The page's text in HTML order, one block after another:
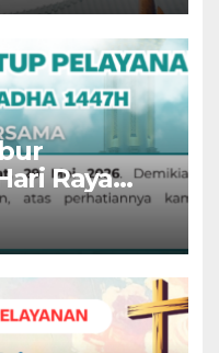
Raya